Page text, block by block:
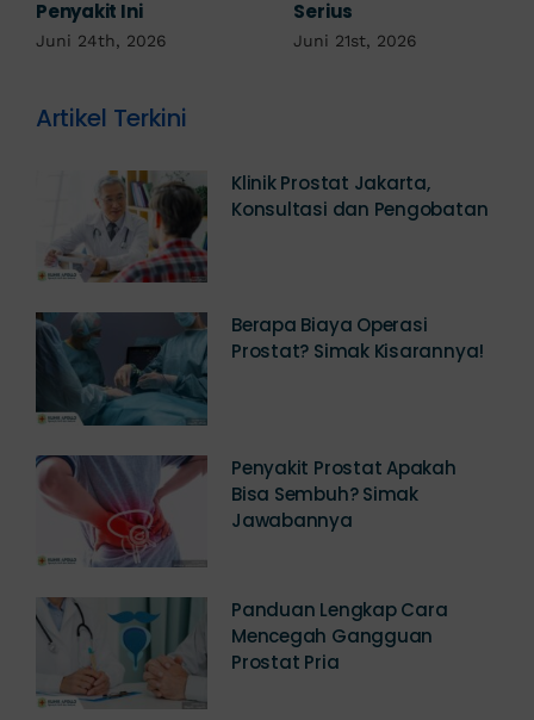
Kemaluan Gatal Bisa
Jadi Tanda IMS!
Juni 14th, 2026
Klinik Prostat Jakarta,
Berapa Biaya Operasi
Penyakit Prostat Apakah
Bisa Sembuh? Simak
Panduan Lengkap Cara
Mencegah Gangguan